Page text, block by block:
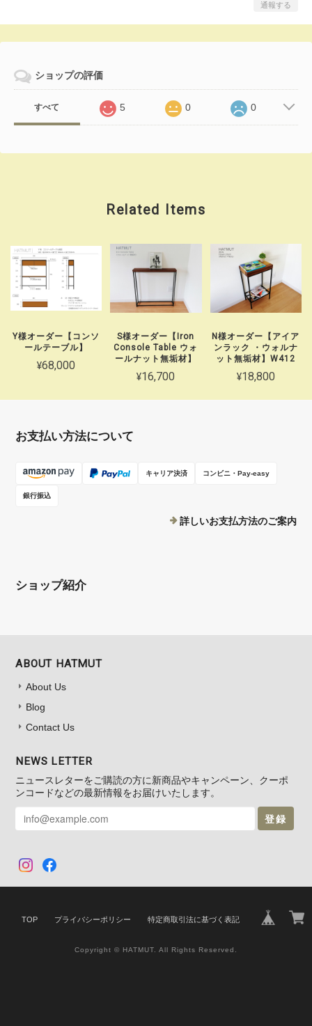
通報する
ショップの評価
すべて 5 0 0
Related Items
Y様オーダー【コンソ
ールテーブル】
¥68,000
S様オーダー【Iron
Console Table ウォ
ールナット無垢材】
¥16,700
N様オーダー【アイア
ンラック ・ウォルナ
ット無垢材】W412
¥18,800
お支払い方法について
キャリア決済 コンビニ・Pay-easy
銀行振込
詳しいお支払方法のご案内
ショップ紹介
ABOUT HATMUT
About Us
Blog
Contact Us
NEWS LETTER
ニュースレターをご購読の方に新商品やキャンペーン、クーポ
ンコードなどの最新情報をお届けいたします。
登録
TOP プライバシーポリシー 特定商取引法に基づく表記
Copyright © HATMUT. All Rights Reserved.